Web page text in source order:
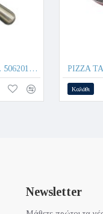
MUDDLER 24cm ΑΝΟΞ. 506201 - Max.Home®
Καλάθι
Newsletter